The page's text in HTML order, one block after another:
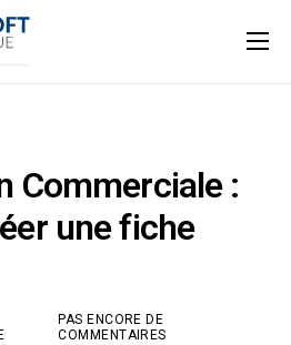
Commerciale :
une fiche
PAS ENCORE DE
COMMENTAIRES